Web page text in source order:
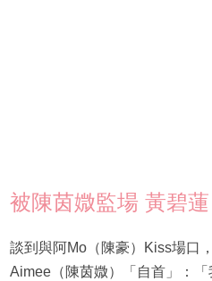
被陳茵媺監場 黃碧
談到與阿Mo（陳豪）Kiss場口
Aimee（陳茵媺）「自首」：